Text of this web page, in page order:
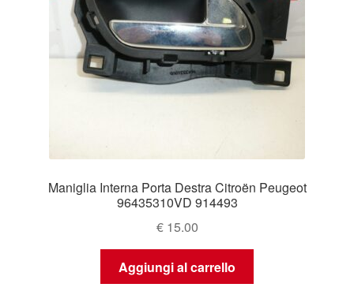
Maniglia Interna Porta Destra Citroën Peugeot
96435310VD 914493
€15.00
Aggiungi al carrello